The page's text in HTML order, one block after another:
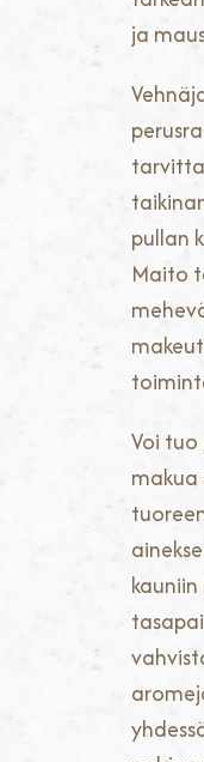
ja
pullan
Maito
Voi
makua